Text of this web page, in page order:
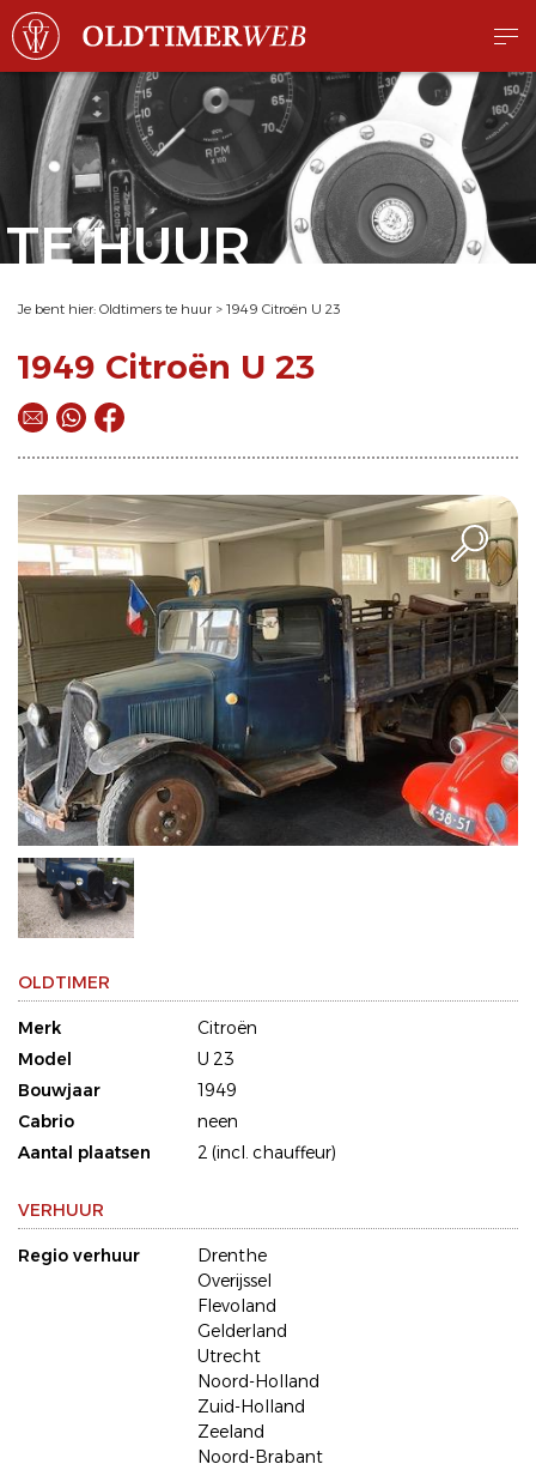
TE HUUR
Je bent hier: Oldtimers te huur > 1949 Citroën U 23
1949 Citroën U 23
OLDTIMER
Merk
Citroën
Model
U 23
Bouwjaar
1949
Cabrio
neen
Aantal plaatsen
2 (incl. chauffeur)
VERHUUR
Regio verhuur
Drenthe
Overijssel
Flevoland
Gelderland
Utrecht
Noord-Holland
Zuid-Holland
Zeeland
Noord-Brabant